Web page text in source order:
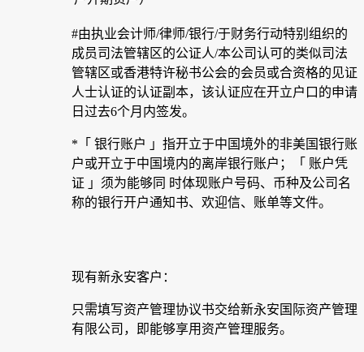
#由执业会计师/律师/银行/于财务行动特别组织的
成员司法管辖区的公证人/本公司认可的类似司法
管辖区或香港特许秘书公会的会员或合资格的见证
人士认证的认证副本，该认证应在开立户口的申请
日过去6个月内签发。
*「 银行账户 」指开立于中国境外的非美国银行账
户或开立于中国境内的离岸银行账户；「 账户凭
证 」须为能够同 时体现账户号码、币种及公司名
称的银行开户通知书、欢迎信、账单等文件。
现有新永安客户：
只需填写资产管理协议书交给新永安国际资产管理
有限公司，即能够享用资产管理服务。